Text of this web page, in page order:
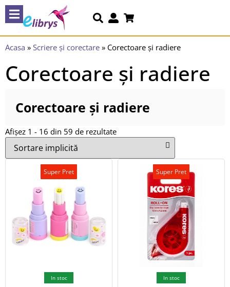
Acasa » Scriere și corectare » Corectoare și radiere
Corectoare și radiere
Corectoare și radiere
Afișez 1 - 16 din 59 de rezultate
Super Pret
In stoc
Super Pret
In stoc